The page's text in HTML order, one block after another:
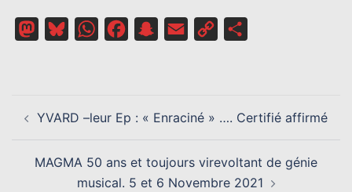
MastodonBlueskyWhatsAppFacebookSnapchat
Email
Copy
D’ARTICLE
YVARD –leur Ep : « Enraciné » …. Certifié affirmé
MAGMA 50 ans et toujours virevoltant de génie
musical. 5 et 6 Novembre 2021